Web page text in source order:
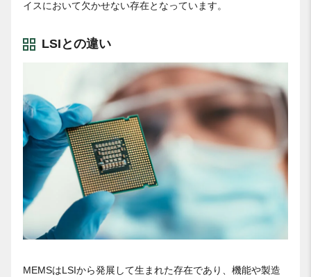
イスにおいて欠かせない存在となっています。
LSIとの違い
MEMSはLSIから発展して生まれた存在であり、機能や製造